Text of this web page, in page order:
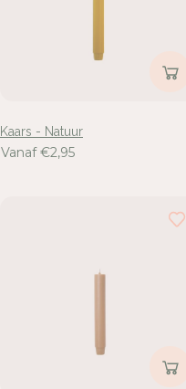
Kaars - Natuur
Vanaf €2,95